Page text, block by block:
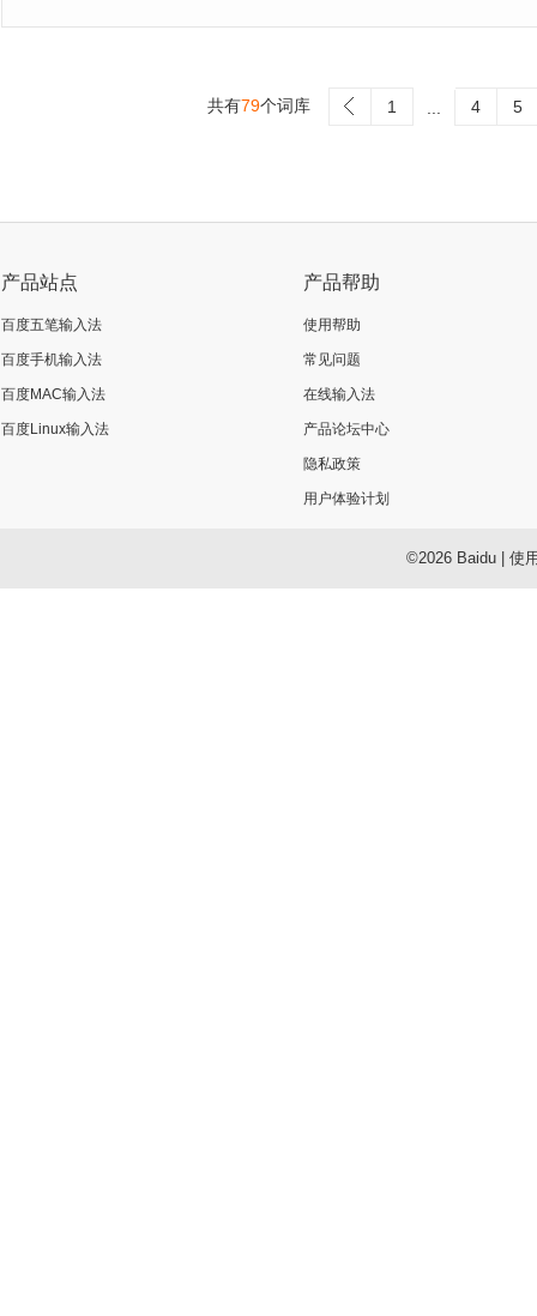
共有79个词库 1 4 5
产品站点
百度五笔输入法
百度手机输入法
百度MAC输入法
百度Linux输入法
产品帮助
使用帮助
常见问题
在线输入法
产品论坛中心
隐私政策
用户体验计划
©2026 Baidu| 使